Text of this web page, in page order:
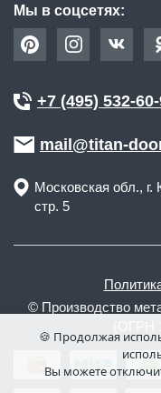
Мы в соцсетях:
+7 (495) 532-
mail@titan-
Московская обл., г.
стр. 5
© Производство
🍪 Продолжая
Вы можете